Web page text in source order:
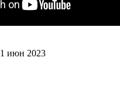
1 июн 2023